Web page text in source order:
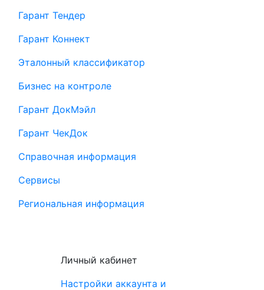
Гарант Тендер
Гарант Коннект
Эталонный классификатор
Бизнес на контроле
Гарант ДокМэйл
Гарант ЧекДок
Справочная информация
Сервисы
Региональная информация
Личный кабинет
Настройки аккаунта и